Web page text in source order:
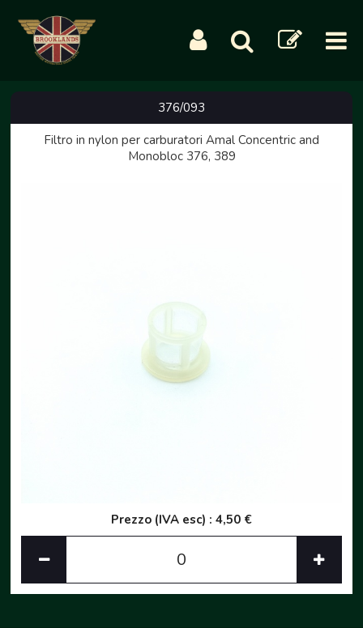
376/093
Filtro in nylon per carburatori Amal Concentric and
Monobloc 376, 389
Prezzo (IVA esc) : 4,50 €